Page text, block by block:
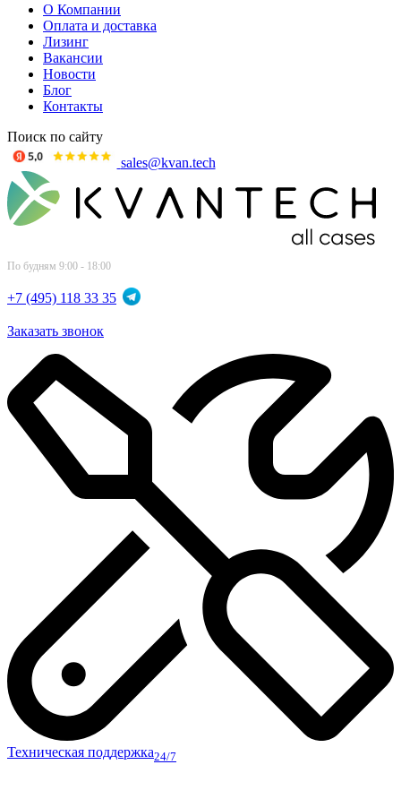
О Компании
Оплата и доставка
Лизинг
Вакансии
Новости
Блог
Контакты
Поиск по сайту
sales@kvan.tech
По будням 9:00 - 18:00
+7 (495) 118 33 35
Заказать звонок
Техническая поддержка24/7